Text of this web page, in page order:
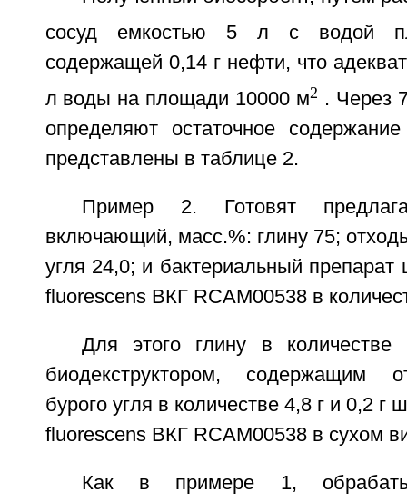
сосуд емкостью 5 л с водой
содержащей 0,14 г нефти, что
л воды на площади 10000 м2 . Через
определяют остаточное
представлены в таблице 2.
Пример 2. Готовят
включающий, масс.%: глину 75;
угля 24,0; и бактериальный
fluorescens ВКГ RCAM00538 в
Для этого глину в
биодекструктором, содержащим
бурого угля в количестве 4,8 г и 0,2
fluorescens ВКГ RCAM00538 в сухом
Как в примере 1,